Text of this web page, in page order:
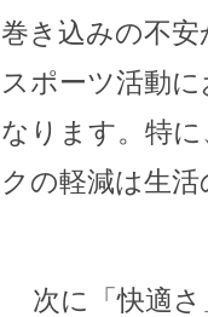
巻き込みの不
スポーツ活動
なります。特
クの軽減は生
次に「快適